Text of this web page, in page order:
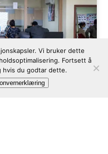
Vi bruker dette
Fortsett å
hvis du godtar dette.